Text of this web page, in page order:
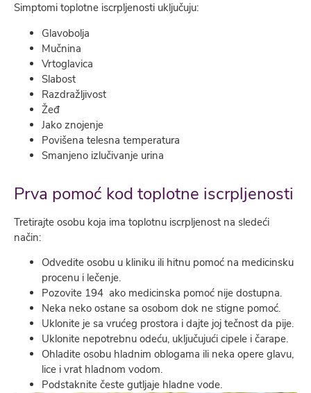
Simptomi toplotne iscrpljenosti uključuju:
Glavobolja
Mučnina
Vrtoglavica
Slabost
Razdražljivost
Žeđ
Jako znojenje
Povišena telesna temperatura
Smanjeno izlučivanje urina
Prva pomoć kod toplotne iscrpljenosti
Tretirajte osobu koja ima toplotnu iscrpljenost na sledeći
način:
Odvedite osobu u kliniku ili hitnu pomoć na medicinsku
procenu i lečenje.
Pozovite 194 ako medicinska pomoć nije dostupna.
Neka neko ostane sa osobom dok ne stigne pomoć.
Uklonite je sa vrućeg prostora i dajte joj tečnost da pije.
Uklonite nepotrebnu odeću, uključujući cipele i čarape.
Ohladite osobu hladnim oblogama ili neka opere glavu,
lice i vrat hladnom vodom.
Podstaknite česte gutljaje hladne vode.